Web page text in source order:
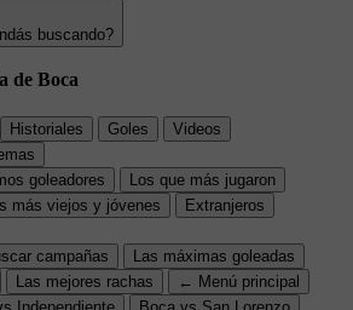
buscando?
de Boca
Historiales Goles
Videos
goleadores
Los que más jugaron
más viejos y jóvenes
Extranjeros
campañas
Las máximas goleadas
Las mejores rachas
← Menú principal